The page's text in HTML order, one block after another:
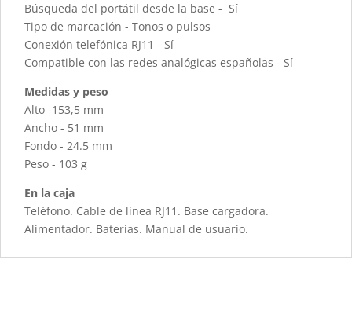
Búsqueda del portátil desde la base - Sí
Tipo de marcación - Tonos o pulsos
Conexión telefónica RJ11 - Sí
Compatible con las redes analógicas españolas - Sí
Medidas y peso
Alto -153,5 mm
Ancho - 51 mm
Fondo - 24.5 mm
Peso - 103 g
En la caja
Teléfono. Cable de línea RJ11. Base cargadora.
Alimentador. Baterías. Manual de usuario.